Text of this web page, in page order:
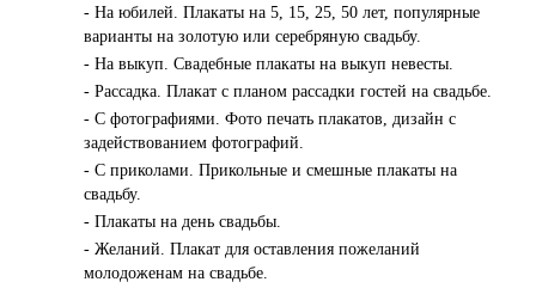
- На юбилей. Плакаты на 5, 15, 25, 50 лет, популярные
варианты на золотую или серебряную свадьбу.
- На выкуп. Свадебные плакаты на выкуп невесты.
- Рассадка. Плакат с планом рассадки гостей на свадьбе.
- С фотографиями. Фото печать плакатов, дизайн с
задействованием фотографий.
- С приколами. Прикольные и смешные плакаты на
свадьбу.
- Плакаты на день свадьбы.
- Желаний. Плакат для оставления пожеланий
молодоженам на свадьбе.